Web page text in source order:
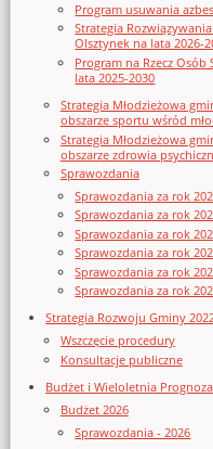
Program usuwania
Strategia
Olsztynek na lata 2026-
Program na Rzecz Osób
lata 2025-2030
Strategia Młodzieżowa
obszarze sportu wśród
Strategia Młodzieżowa
obszarze zdrowia
Sprawozdania
Sprawozdania za rok
Sprawozdania za rok
Sprawozdania za rok
Sprawozdania za rok
Sprawozdania za rok
Sprawozdania za rok
Strategia Rozwoju Gminy
Wszczęcie procedury
Konsultacje publiczne
Budżet i Wieloletnia
Budżet 2026
Sprawozdania - 2026